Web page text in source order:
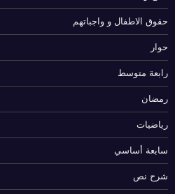
حقوق الاطفال و واجباتهم
حوار
رابعة متوسط
رمضان
رياضيات
سابعة أساسي
شرح نص